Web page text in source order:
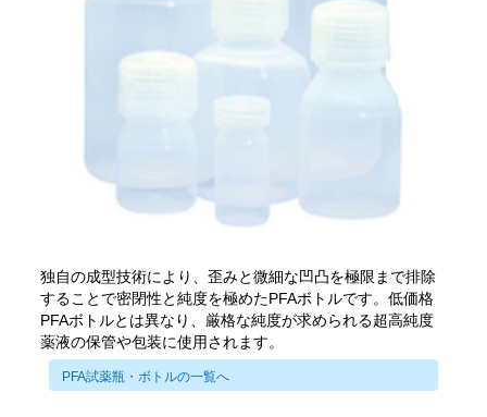
独自の成型技術により、歪みと微細な凹凸を極限まで排除
することで密閉性と純度を極めたPFAボトルです。低価格
PFAボトルとは異なり、厳格な純度が求められる超高純度
薬液の保管や包装に使用されます。
PFA試薬瓶・ボトルの一覧へ